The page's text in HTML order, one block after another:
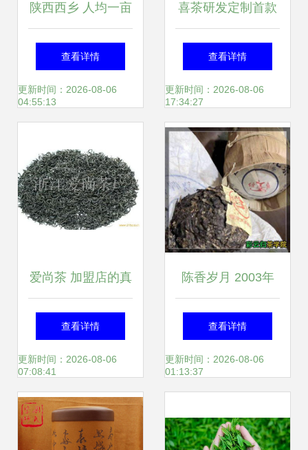
陕西西乡 人均一亩
茶，富民美如画
查看详情
更新时间：2026-08-06
04:55:13
喜茶研发定制首款
新茶饮专用奶 从茶
叶内卷到奶源革
命，原料战进入新
高度
查看详情
更新时间：2026-08-06
17:34:27
爱尚茶 加盟店的真
实体验与茶叶品质
全解析
查看详情
更新时间：2026-08-06
07:08:41
陈香岁月 2003年
福海茶厂勐海七子
饼与玉润女儿茶探
查看详情
更新时间：2026-08-06
01:13:37